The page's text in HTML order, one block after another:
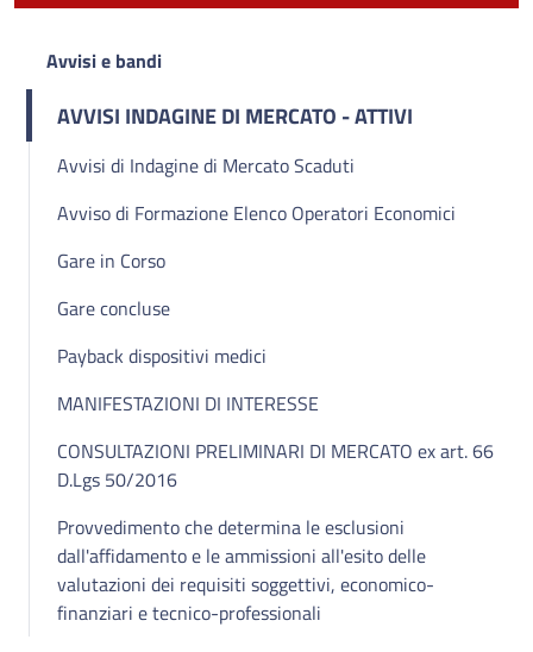
Avvisi e bandi
AVVISI INDAGINE DI MERCATO - ATTIVI
Avvisi di Indagine di Mercato Scaduti
Avviso di Formazione Elenco Operatori Economici
Gare in Corso
Gare concluse
Payback dispositivi medici
MANIFESTAZIONI DI INTERESSE
CONSULTAZIONI PRELIMINARI DI MERCATO ex art. 66
D.Lgs 50/2016
Provvedimento che determina le esclusioni
dall'affidamento e le ammissioni all'esito delle
valutazioni dei requisiti soggettivi, economico-
finanziari e tecnico-professionali